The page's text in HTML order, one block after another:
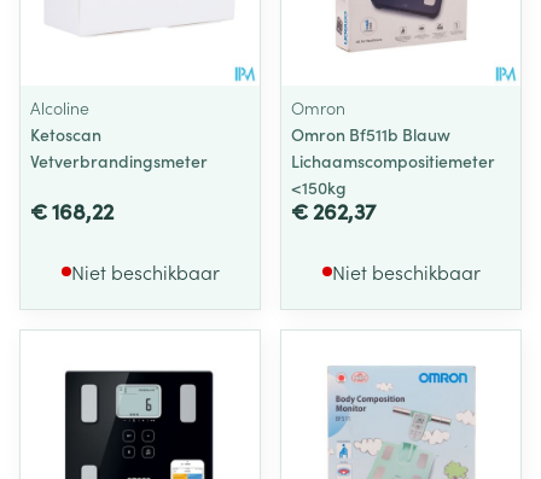
Alcoline
Ketoscan
Vetverbrandingsmeter
€ 168,22
Niet beschikbaar
Omron
Omron Bf511b Blauw
Lichaamscompositiemeter
<150kg
€ 262,37
Niet beschikbaar